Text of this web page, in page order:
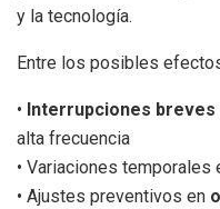
y la tecnología.
Entre los posibles
• Interrupciones
alta frecuencia
• Variaciones
• Ajustes preventivos en